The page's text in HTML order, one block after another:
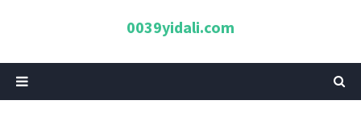
0039yidali.com